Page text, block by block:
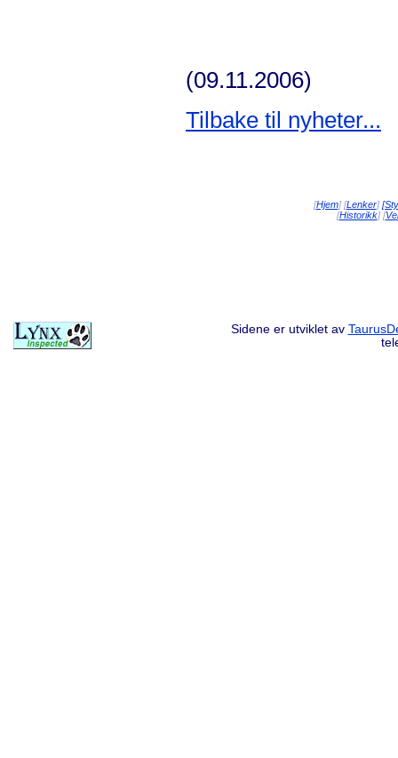
(09.11.2006)
Tilbake til nyheter...
[Hjem] [Lenker]
[Historikk] [
Sidene er utviklet av